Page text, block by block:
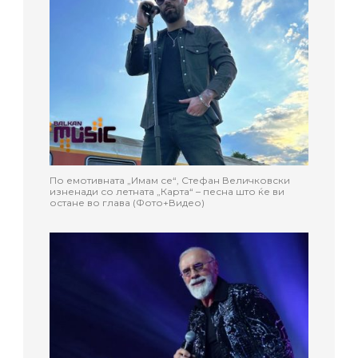
По емотивната „Имам се“, Стефан Величковски
изненади со летната „Карта“ – песна што ќе ви
остане во глава (Фото+Видео)